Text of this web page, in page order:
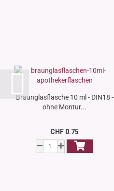
Braunglasflasche 10 ml - DIN18 -
ohne Montur...
CHF 0.75